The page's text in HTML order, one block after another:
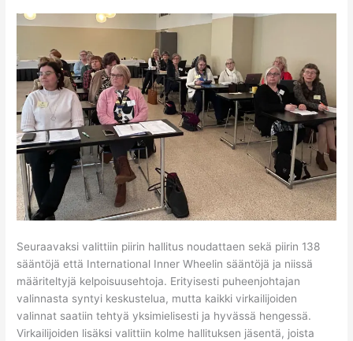
Seuraavaksi valittiin piirin hallitus noudattaen sekä piirin 138
sääntöjä että International Inner Wheelin sääntöjä ja niissä
määriteltyjä kelpoisuusehtoja. Erityisesti puheenjohtajan
valinnasta syntyi keskustelua, mutta kaikki virkailijoiden
valinnat saatiin tehtyä yksimielisesti ja hyvässä hengessä.
Virkailijoiden lisäksi valittiin kolme hallituksen jäsentä, joista